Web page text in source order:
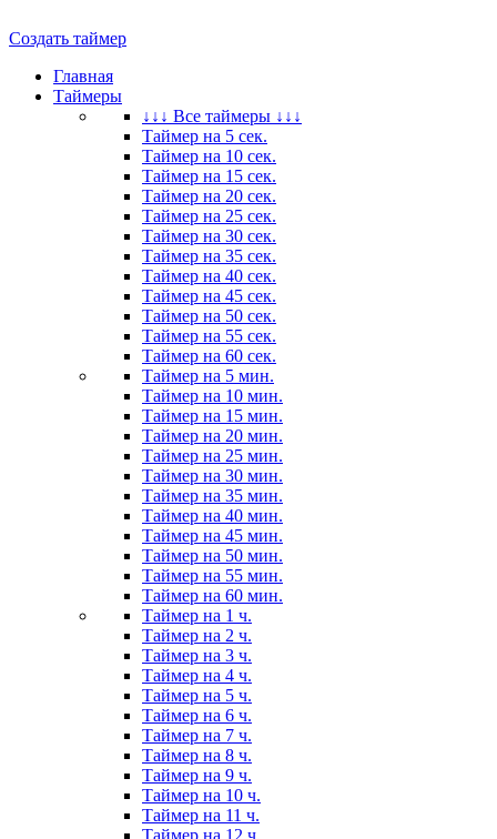
Создать таймер
Главная
Таймеры
↓↓↓ Все таймеры ↓↓↓
Таймер на 5 сек.
Таймер на 10 сек.
Таймер на 15 сек.
Таймер на 20 сек.
Таймер на 25 сек.
Таймер на 30 сек.
Таймер на 35 сек.
Таймер на 40 сек.
Таймер на 45 сек.
Таймер на 50 сек.
Таймер на 55 сек.
Таймер на 60 сек.
Таймер на 5 мин.
Таймер на 10 мин.
Таймер на 15 мин.
Таймер на 20 мин.
Таймер на 25 мин.
Таймер на 30 мин.
Таймер на 35 мин.
Таймер на 40 мин.
Таймер на 45 мин.
Таймер на 50 мин.
Таймер на 55 мин.
Таймер на 60 мин.
Таймер на 1 ч.
Таймер на 2 ч.
Таймер на 3 ч.
Таймер на 4 ч.
Таймер на 5 ч.
Таймер на 6 ч.
Таймер на 7 ч.
Таймер на 8 ч.
Таймер на 9 ч.
Таймер на 10 ч.
Таймер на 11 ч.
Таймер на 12 ч.